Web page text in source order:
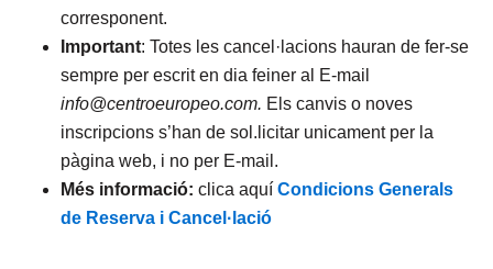
corresponent.
Important: Totes les cancel·lacions hauran de fer-se
sempre per escrit en dia feiner al E-mail
info@centroeuropeo.com. Els canvis o noves
inscripcions s’han de sol.licitar unicament per la
pàgina web, i no per E-mail.
Més informació: clica aquí Condicions Generals
de Reserva i Cancel·lació